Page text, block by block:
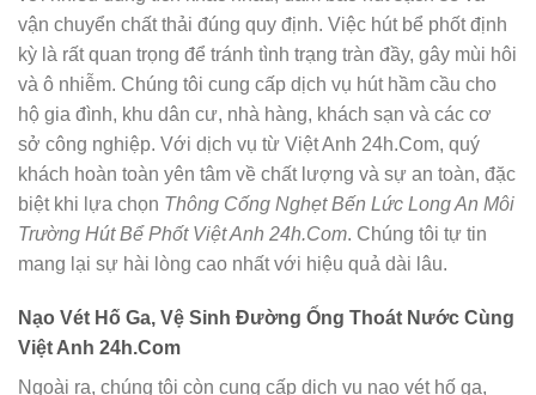
vận chuyển chất thải đúng quy định. Việc hút bể phốt định
kỳ là rất quan trọng để tránh tình trạng tràn đầy, gây mùi hôi
và ô nhiễm. Chúng tôi cung cấp dịch vụ hút hầm cầu cho
hộ gia đình, khu dân cư, nhà hàng, khách sạn và các cơ
sở công nghiệp. Với dịch vụ từ Việt Anh 24h.Com, quý
khách hoàn toàn yên tâm về chất lượng và sự an toàn, đặc
biệt khi lựa chọn Thông Cống Nghẹt Bến Lức Long An Môi
Trường Hút Bể Phốt Việt Anh 24h.Com. Chúng tôi tự tin
mang lại sự hài lòng cao nhất với hiệu quả dài lâu.
Nạo Vét Hố Ga, Vệ Sinh Đường Ống Thoát Nước Cùng
Việt Anh 24h.Com
Ngoài ra, chúng tôi còn cung cấp dịch vụ nạo vét hố ga,